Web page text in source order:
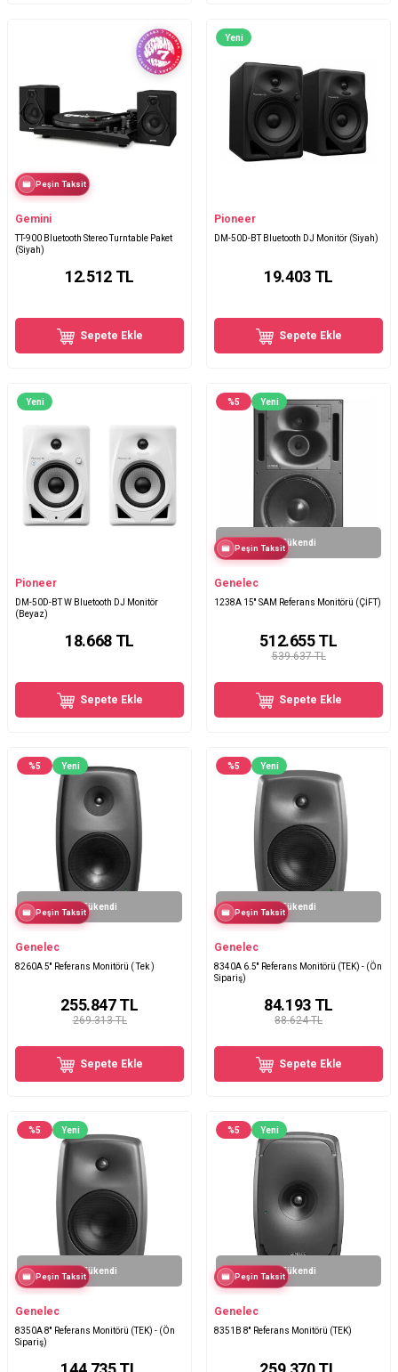
Peşin Taksit
Gemini
TT-900 Bluetooth Stereo Turntable Paket
(Siyah)
12.512TL
Sepete Ekle
Yeni
Pioneer
DM-50D-BT Bluetooth DJ Monitör (Siyah)
19.403TL
Sepete Ekle
Yeni
Pioneer
DM-50D-BT W Bluetooth DJ Monitör
(Beyaz)
18.668TL
Sepete Ekle
%5 Yeni
Tükendi
Peşin Taksit
Genelec
1238A 15'' SAM Referans Monitörü (ÇİFT)
539.637 TL
512.655TL
Sepete Ekle
%5 Yeni
Tükendi
Peşin Taksit
Genelec
8260A 5'' Referans Monitörü ( Tek )
269.313 TL
255.847TL
Sepete Ekle
%5 Yeni
Tükendi
Peşin Taksit
Genelec
8340A 6.5'' Referans Monitörü (TEK) - (Ön
Sipariş)
88.624 TL
84.193TL
Sepete Ekle
%5 Yeni
Tükendi
Peşin Taksit
Genelec
8350A 8'' Referans Monitörü (TEK) - (Ön
Sipariş)
%5 Yeni
Tükendi
Peşin Taksit
Genelec
8351B 8'' Referans Monitörü (TEK)